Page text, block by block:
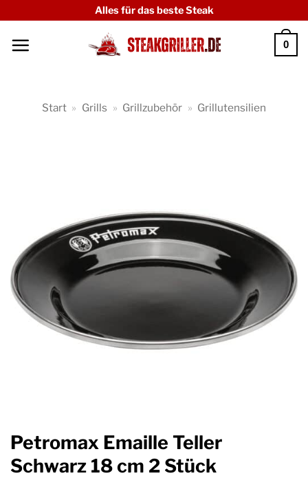
springen
Alles für das beste Steak
0
Start » Grills » Grillzubehör » Grillutensilien
Petromax Emaille Teller
Schwarz 18 cm 2 Stück